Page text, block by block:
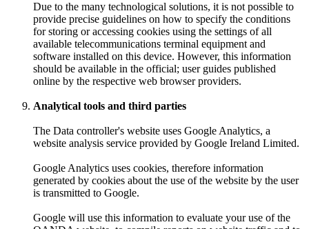
Due to the many technological solutions, it is not possible to
provide precise guidelines on how to specify the conditions
for storing or accessing cookies using the settings of all
available telecommunications terminal equipment and
software installed on this device. However, this information
should be available in the official; user guides published
online by the respective web browser providers.
Analytical tools and third parties
The Data controller's website uses Google Analytics, a
website analysis service provided by Google Ireland Limited.
Google Analytics uses cookies, therefore information
generated by cookies about the use of the website by the user
is transmitted to Google.
Google will use this information to evaluate your use of the